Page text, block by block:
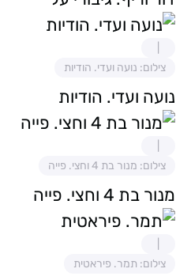
צילום: נועה ועדי. הודיות
נועה ועדי. הודיות
צילום: מנור בת 4 וחצי. פייה
מנור בת 4 וחצי. פייה
צילום: תמר. פיראטית